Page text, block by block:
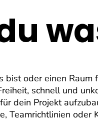
oder einen
schnell und
dein Projekt
Teamrichtlinien oder